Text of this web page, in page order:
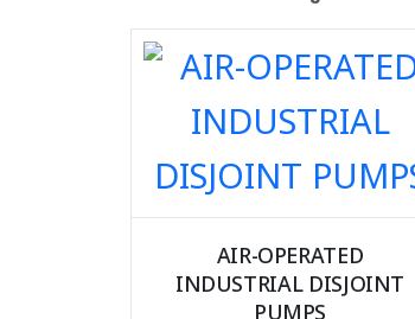
AIR-OPERATED
INDUSTRIAL DISJOINT